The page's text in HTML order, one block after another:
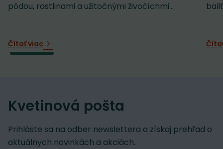
pôdou, rastlinami a užitočnými živočíchmi...
Čítať viac
Kvetinová pošta
Prihláste sa na odber newslettera a získaj prehľad o
aktuálnych novinkách a akciách.